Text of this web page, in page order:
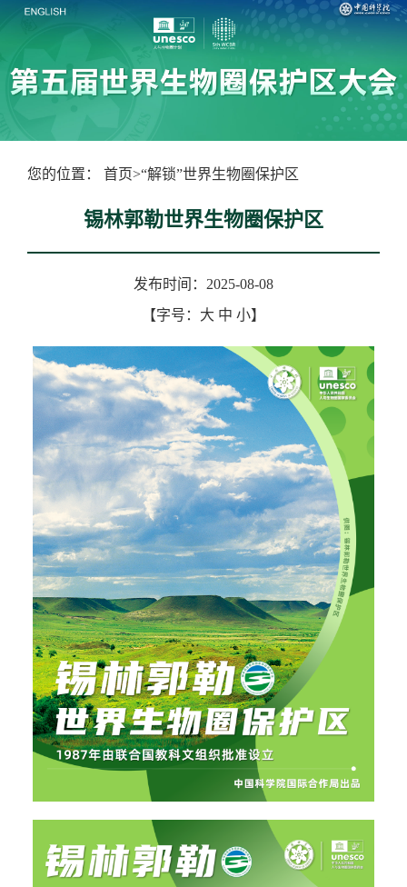
您的位置： 首页>“解锁”世界生物圈保护区
锡林郭勒世界生物圈保护区
发布时间：2025-08-08
【字号： 大 中 小】